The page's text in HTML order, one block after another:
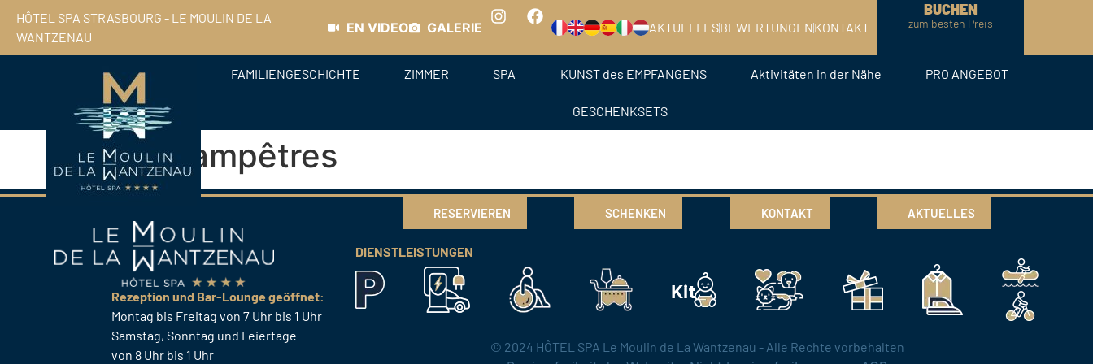
HÔTEL SPA STRASBOURG - LE MOULIN DE LA
WANTZENAU
EN VIDEO GALERIE AKTUELLESBEWERTUNGENKONTAKT
BUCHEN
zum besten Preis
FAMILIENGESCHICHTE ZIMMER SPA KUNST des EMPFANGENS Aktivitäten in der Nähe PRO ANGEBOT
GESCHENKSETS
Les Champêtres
Rezeption und Bar-Lounge geöffnet:
Montag bis Freitag von 7 Uhr bis 1 Uhr
Samstag, Sonntag und Feiertage
von 8 Uhr bis 1 Uhr
RESERVIEREN SCHENKEN KONTAKT AKTUELLES
DIENSTLEISTUNGEN
© 2024 HÔTEL SPA Le Moulin de La Wantzenau - Alle Rechte vorbehalten